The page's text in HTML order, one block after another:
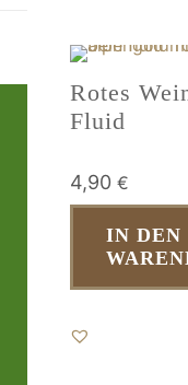
Rotes
Fluid
4,90 €
IN DEN